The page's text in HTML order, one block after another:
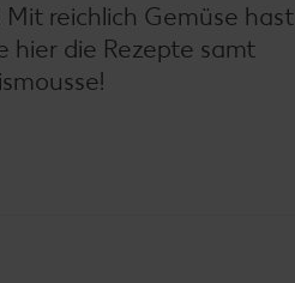
reichlich Gemüse hast
hier die Rezepte samt